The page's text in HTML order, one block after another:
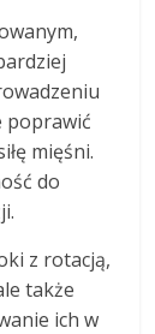
poprawić
mięśni.
do
z rotacją,
także
ich w